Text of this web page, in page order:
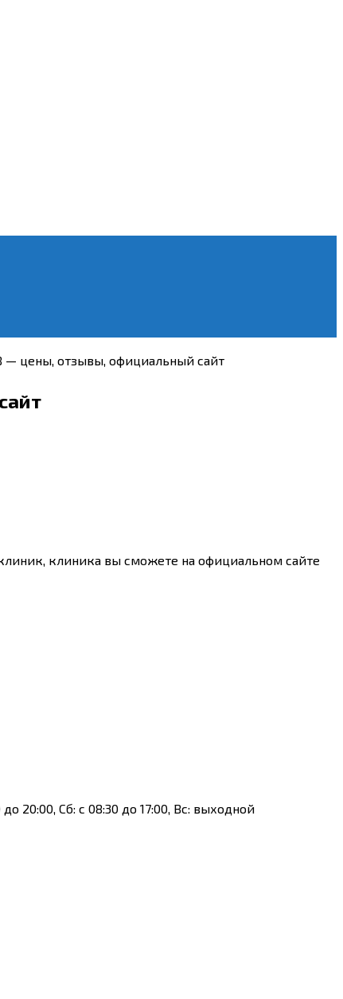
— цены, отзывы, официальный сайт
клиника вы сможете на официальном сайте
20:00, Сб: с 08:30 до 17:00, Вс: выходной